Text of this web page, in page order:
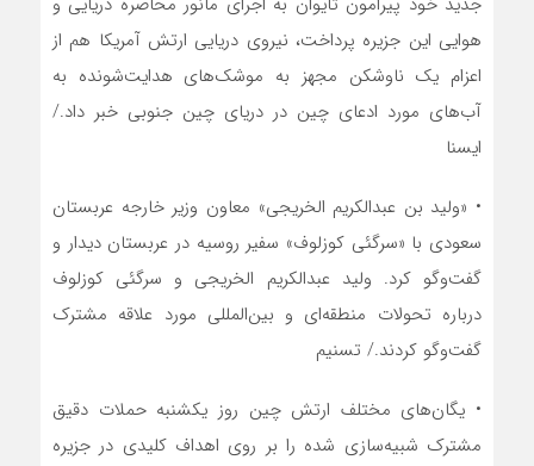
هوایی این جزیره پرداخت، نیروی دریایی ارتش آمریکا هم از
اعزام یک ناوشکن مجهز به موشک‌های هدایت‌شونده به
آب‌های مورد ادعای چین در دریای چین جنوبی خبر داد./
ایسنا
• «ولید بن عبدالکریم الخریجی» معاون وزیر خارجه عربستان
سعودی با «سرگئی کوزلوف» سفیر روسیه در عربستان دیدار و
گفت‌وگو کرد. ولید عبدالکریم الخریجی و سرگئی کوزلوف
درباره تحولات منطقه‌ای و بین‌المللی مورد علاقه مشترک
گفت‌وگو کردند./ تسنیم
• یگان‌های مختلف ارتش چین روز یکشنبه حملات دقیق
مشترک شبیه‌سازی شده را بر روی اهداف کلیدی در جزیره